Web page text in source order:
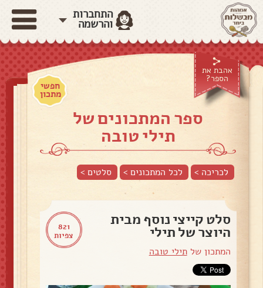
התחברות
והרשמה
אהבת את
הספר?
חפשי
מתכון
ספר המתכונים של
תילי טובה
לכריכה > לכל המתכונים > סלטים>
821
צפיות
סלט קייצי נוסף מבית
היוצר של תילי
המתכון שלתילי טובה